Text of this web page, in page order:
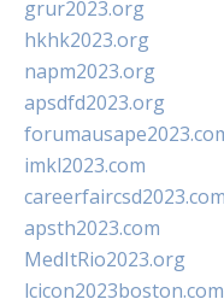
grur2023.org
hkhk2023.org
napm2023.org
apsdfd2023.org
imkl2023.com
careerfaircsd2023.com
apsth2023.com
MedItRio2023.org
lcicon2023boston.com